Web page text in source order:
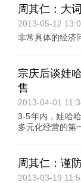
周其仁：大
2013-05-12
非常具体的经济
宗庆后谈娃
售
2013-04-01
3-5年内，娃哈
多元化经营的第
周其仁：谨
2013-03-19